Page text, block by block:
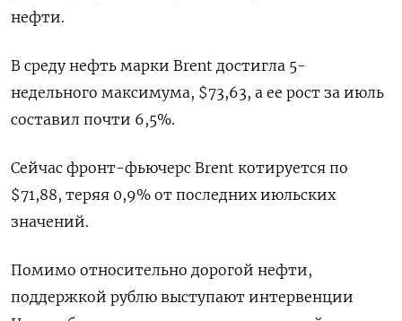
нефти.
В среду нефть марки Brent достигла 5-
недельного максимума, $73,63, а ее рост за июль
составил почти 6,5%.
Сейчас фронт-фьючерс Brent котируется по
$71,88, теряя 0,9% от последних июльских
значений.
Помимо относительно дорогой нефти,
поддержкой рублю выступают интервенции